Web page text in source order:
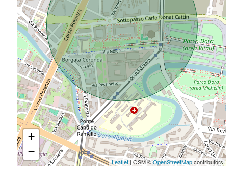
+
−
Leaflet| OSM ©OpenStreetMapcontributors
Da € 800.000 a € 1.000.000
Da € 1.000.000 a € 2.000.000
Da € 2.000.000 a € 5.000.000
Da € 5.000.000 a € 10.000.000
Oltre € 10.000.000
Totale